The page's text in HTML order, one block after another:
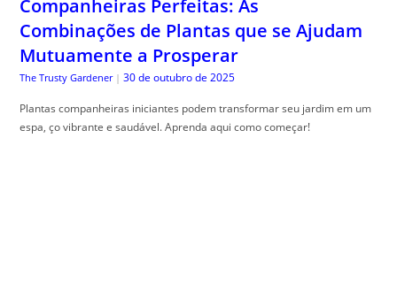
Companheiras Perfeitas: As
Combinações de Plantas que se Ajudam
Mutuamente a Prosperar
The Trusty Gardener | 30 de outubro de 2025
Plantas companheiras iniciantes podem transformar seu jardim em um
espa, ço vibrante e saudável. Aprenda aqui como começar!